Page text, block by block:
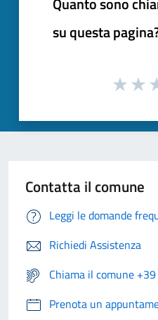
su questa
Contatta il comune
Leggi le domande
Richiedi Assistenza
Chiama il comune
Prenota un